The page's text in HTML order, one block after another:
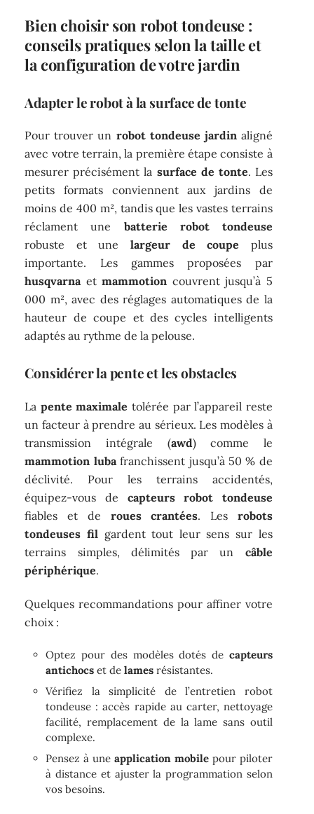
Bien choisir son robot tondeuse :
conseils pratiques selon la taille et
la configuration de votre jardin
Adapter le robot à la surface de tonte
Pour trouver un robot tondeuse jardinaligné
avec votre terrain, la première étape consiste à
mesurer précisément la surface de tonte. Les
petits formats conviennent aux jardins de
moins de 400 m², tandis que les vastes terrains
réclament une batterie robot tondeuse
robuste et une largeur de coupe plus
importante. Les gammes proposées par
husqvarnaetmammotion couvrent jusqu’à 5
000 m², avec des réglages automatiques de la
hauteur de coupe et des cycles intelligents
adaptés au rythme de la pelouse.
Considérer la pente et les obstacles
La pente maximale tolérée par l’appareil reste
un facteur à prendre au sérieux. Les modèles à
transmission intégrale (awd) comme le
mammotion lubafranchissent jusqu’à 50 % de
déclivité. Pour les terrains accidentés,
équipez-vous de capteurs robot tondeuse
fiables et de roues crantées. Les robots
tondeuses filgardent tout leur sens sur les
terrains simples, délimités par un câble
périphérique.
Quelques recommandations pour affiner votre
choix :
Optez pour des modèles dotés de capteurs
antichocs et delames résistantes.
Vérifiez la simplicité de l’entretien robot
tondeuse : accès rapide au carter, nettoyage
facilité, remplacement de la lame sans outil
complexe.
Pensez à une application mobilepour piloter
à distance et ajuster la programmation selon
vos besoins.